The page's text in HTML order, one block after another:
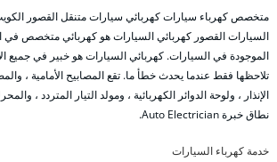
متخصص كهرباء سيارات كهربائي سيارات متنقل القصور
السيارات القصور كهربائي السيارات هو كهربائي متخصص في
الموجودة في السيارات. كهربائي السيارات هو خبير في جميع
تلاحظها فقط عندما يحدث خطأ ما. تقع المصابيح الأمامية ،
الإنذار ، ولوحة الدوائر الكهربائية ، ومولد التيار المتردد ،
نطاق خبرة Auto Electrician.
خدمة كهرباء السيارات